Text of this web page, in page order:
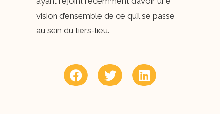
vision d’ensemble de ce qu’il se passe
au sein du tiers-lieu.